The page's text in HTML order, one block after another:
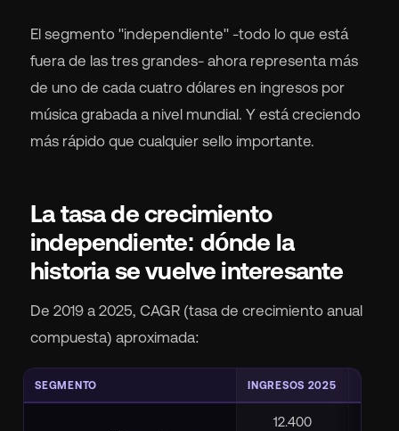
El segmento "independiente" -todo lo que está
fuera de las tres grandes- ahora representa más
de uno de cada cuatro dólares en ingresos por
música grabada a nivel mundial. Y está creciendo
más rápido que cualquier sello importante.
La tasa de crecimiento
independiente: dónde la
historia se vuelve interesante
De 2019 a 2025, CAGR (tasa de crecimiento anual
compuesta) aproximada:
SEGMENTO INGRESOS 2025
12.400